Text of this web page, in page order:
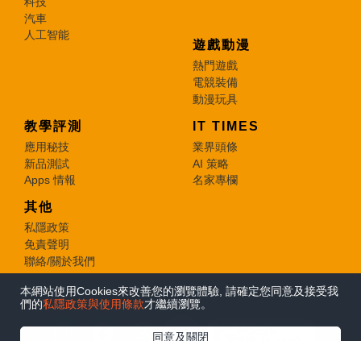
本網站使用Cookies來改善您的瀏覽體驗, 請確定您同意及接受我
們的私隱政策與使用條款才繼續瀏覽。
同意及關閉
汽車
人工智能
遊戲動漫
熱門遊戲
電競裝備
動漫玩具
教學評測
應用秘技
新品測試
Apps 情報
IT TIMES
業界頭條
AI 策略
名家專欄
其他
私隱政策
免責聲明
聯絡/關於我們
© 2026 e-zone. All Rights Reserved.